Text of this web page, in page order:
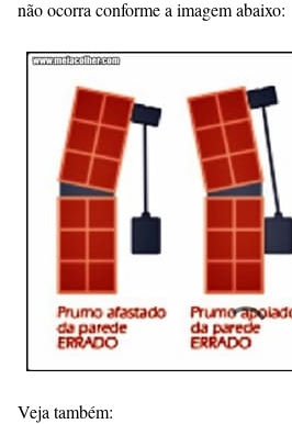
não ocorra conforme a imagem abaixo:
Veja também: